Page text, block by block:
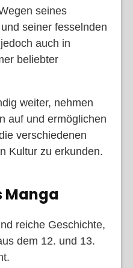
seines
seiner fesselnden
auch in
beliebter
weiter, nehmen
auf und ermöglichen
verschiedenen
Kultur zu erkunden.
Manga
reiche Geschichte,
dem 12. und 13.